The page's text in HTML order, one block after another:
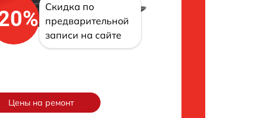
Скидка по
предварительной
записи на сайте
Цены на ремонт